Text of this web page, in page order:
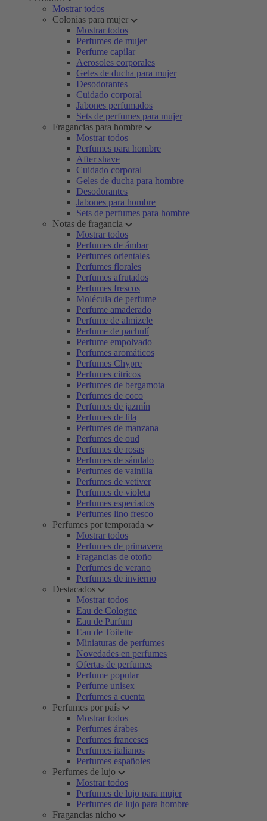
Mostrar todos
Colonias para mujer
Mostrar todos
Perfumes de mujer
Perfume capilar
Aerosoles corporales
Geles de ducha para mujer
Desodorantes
Cuidado corporal
Jabones perfumados
Sets de perfumes para mujer
Fragancias para hombre
Mostrar todos
Perfumes para hombre
After shave
Cuidado corporal
Geles de ducha para hombre
Desodorantes
Jabones para hombre
Sets de perfumes para hombre
Notas de fragancia
Mostrar todos
Perfumes de ámbar
Perfumes orientales
Perfumes florales
Perfumes afrutados
Perfumes frescos
Molécula de perfume
Perfume amaderado
Perfume de almizcle
Perfume de pachulí
Perfume empolvado
Perfumes aromáticos
Perfumes Chypre
Perfumes citricos
Perfumes de bergamota
Perfumes de coco
Perfumes de jazmín
Perfumes de lila
Perfumes de manzana
Perfumes de oud
Perfumes de rosas
Perfumes de sándalo
Perfumes de vainilla
Perfumes de vetiver
Perfumes de violeta
Perfumes especiados
Perfumes lino fresco
Perfumes por temporada
Mostrar todos
Perfumes de primavera
Fragancias de otoño
Perfumes de verano
Perfumes de invierno
Destacados
Mostrar todos
Eau de Cologne
Eau de Parfum
Eau de Toilette
Miniaturas de perfumes
Novedades en perfumes
Ofertas de perfumes
Perfume popular
Perfume unisex
Perfumes a cuenta
Perfumes por país
Mostrar todos
Perfumes árabes
Perfumes franceses
Perfumes italianos
Perfumes españoles
Perfumes de lujo
Mostrar todos
Perfumes de lujo para mujer
Perfumes de lujo para hombre
Fragancias nicho